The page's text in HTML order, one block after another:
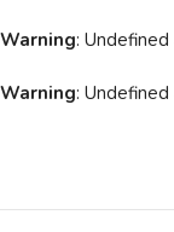
Warning:
Warning: